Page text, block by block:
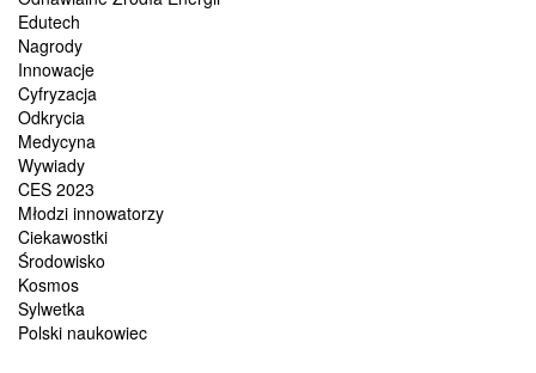
Edutech
Nagrody
Innowacje
Cyfryzacja
Odkrycia
Medycyna
Wywiady
CES 2023
Młodzi innowatorzy
Ciekawostki
Środowisko
Kosmos
Sylwetka
Polski naukowiec